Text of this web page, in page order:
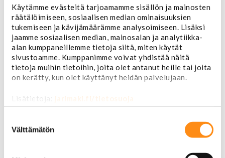
Käytämme evästeitä tarjoamamme sisällön ja mainosten
räätälöimiseen, sosiaalisen median ominaisuuksien
tukemiseen ja kävijämäärämme analysoimiseen. Lisäksi
jaamme sosiaalisen median, mainosalan ja analytiikka-
alan kumppaneillemme tietoja siitä, miten käytät
sivustoamme. Kumppanimme voivat yhdistää näitä
tietoja muihin tietoihin, joita olet antanut heille tai joita
on kerätty, kun olet käyttänyt heidän palvelujaan.
Lisätietoja: jarimaki.fi/tietosuoja
valinta
Välttämätön
Pick upp 1988-1999
Pick upp 2000-2007
Pick upp 2008-
Suburban 1992-1999
Suburban 2000-2006
Tahoe 2000-2007
Corvette
Chevrolet muut
Dodge